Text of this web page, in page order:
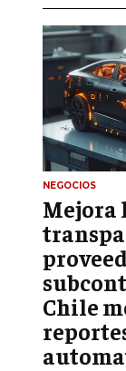
EMPRENDIMIENTO
PLANIFICACIÓN
FINANZAS
FINANZAS Y
GESTIÓN DE
INVERSIONES Y
CONTABILIDAD
ECONOMÍA
INTERNACIONAL
NEGOCIOS
NEGOCIOS
Mejora
Chile